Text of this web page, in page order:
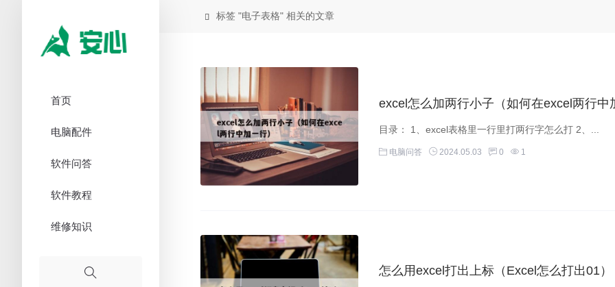
首页
电脑配件
软件问答
软件教程
维修知识
 标签 "电子表格" 相关的文章
excel怎么加两行小子（如何在excel两行中
目录： 1、excel表格里一行里打两行字怎么打 2、...
电脑问答 2024.05.03 0 1
怎么用excel打出上标（Excel怎么打出01）